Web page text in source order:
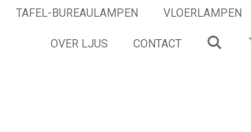
TAFEL-BUREAULAMPEN VLOERLAMPEN
OVER LJUS CONTACT